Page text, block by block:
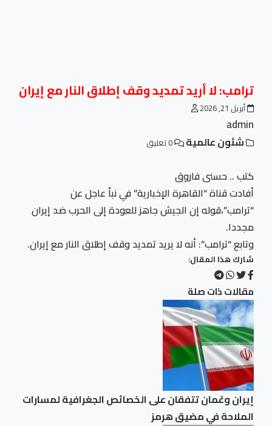
ترامب: لا أريد تمديد وقف إطلاق النار مع إيران
أبريل 21, 2026
admin
شئون عالمية
كتب .. حسنى فاروق
أفادت قناة “القاهرة الإخبارية” في نبأ عاجل عن
“ترامب”،قوله إن الجيش جاهز للعودة إلى الحرب ضد إيران
مجددا.
وتابع “ترامب”: أنه لا يريد تمديد وقف إطلاق النار مع إيران.
شارك هذا المقال:
مقالات ذات صلة
إيران وعُمان تتفقان على الخصائص الجغرافية لمسارات
الملاحة في مضيق هرمز